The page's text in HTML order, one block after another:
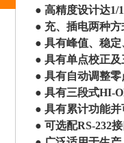
● 高精度设计达1/
● 充、插电两种
● 具有峰值、稳
● 具有单点校正
● 具有自动调整
● 具有三段式HI-
● 具有累计功能
● 可选配RS-232